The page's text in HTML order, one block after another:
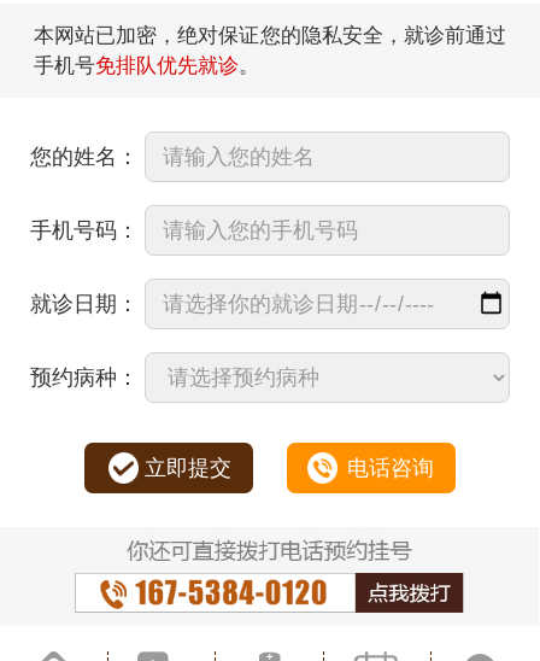
本网站已加密，绝对保证您的隐私安全，就诊前通过
手机号免排队优先就诊。
您的姓名：
手机号码：
就诊日期：
预约病种：
立即提交 电话咨询